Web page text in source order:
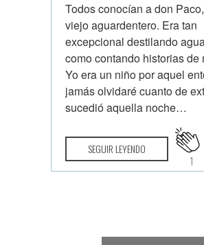
Todos conocían a don
viejo aguardentero. Era tan
excepcional destilando
como contando historias de
Yo era un niño por aquel
jamás olvidaré cuanto de
sucedió aquella noche…
SEGUIR LEYENDO
1